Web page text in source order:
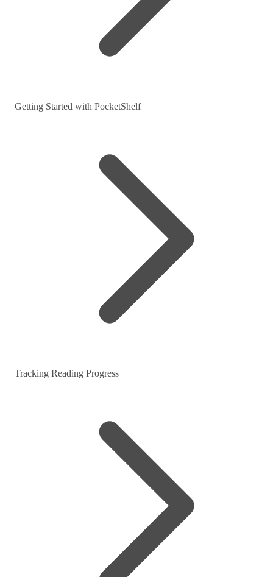
Getting Started with PocketShelf
Tracking Reading Progress